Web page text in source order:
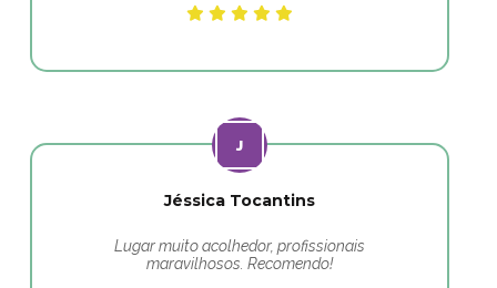
Jéssica Tocantins
Lugar muito acolhedor, profissionais
maravilhosos. Recomendo!